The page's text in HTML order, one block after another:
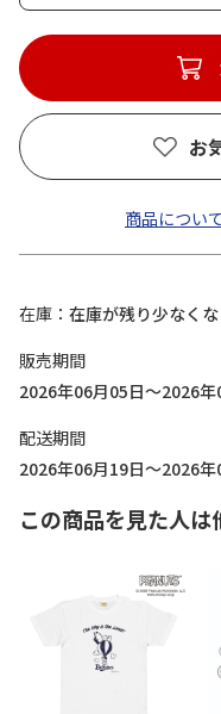
お
商品につい
在庫
在庫が残り少なく
販売期間
2026年06月05日～2026年
配送期間
2026年06月19日～2026年
この商品を見た人